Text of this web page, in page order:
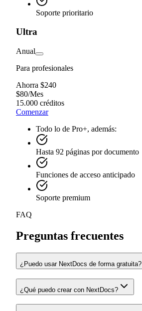
Soporte prioritario
Ultra
Anual
Para profesionales
Ahorra $240
$80/Mes
15.000 créditos
Comenzar
Todo lo de Pro+, además:
Hasta 92 páginas por documento
Funciones de acceso anticipado
Soporte premium
FAQ
Preguntas frecuentes
¿Puedo usar NextDocs de forma gratuita?
¿Qué puedo crear con NextDocs?